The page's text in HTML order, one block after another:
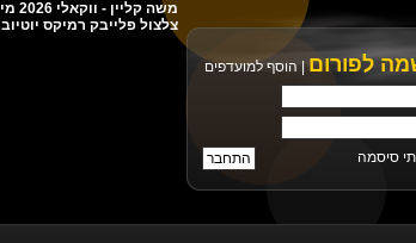
לפורום
הוסף למועדפים
סיסמה
צלצול פלייבק רמיקס יוטיוב